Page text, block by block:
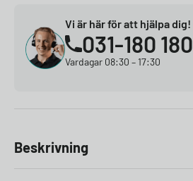
Vi är här för att hjälpa dig!
031-180 180
Vardagar 08:30 – 17:30
Beskrivning